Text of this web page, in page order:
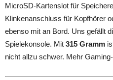
MicroSD-Kartenslot für
Klinkenanschluss für Kopfhörer
ebenso mit an Bord. Uns gefällt
Spielekonsole. Mit 315 Gramm
nicht allzu schwer. Mehr